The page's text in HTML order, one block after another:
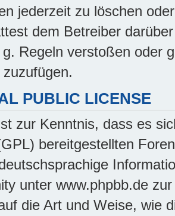
jederzeit zu löschen
dem Betreiber
Regeln verstoßen oder
PUBLIC LICENSE
zur Kenntnis, dass es
bereitgestellten
unter www.phpbb.de
die Art und Weise, wie